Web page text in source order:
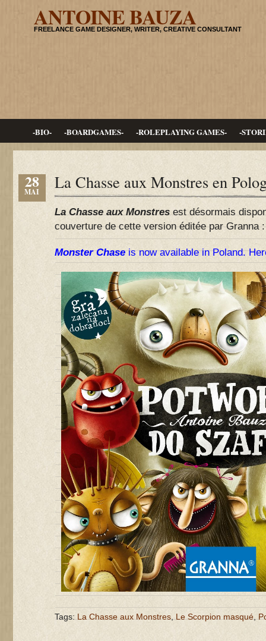
ANTOINE BAUZA
FREELANCE GAME DESIGNER, WRITER, CREATIVE CONSULTANT
-BIO- -BOARDGAMES- -ROLEPLAYING GAMES- -
28
MAI La Chasse aux Monstres en
La Chasse aux Monstresest désormais
couverture de cette version éditée par Granna :
Monster Chaseis now available in Poland.
Tags: La Chasse aux Monstres Le Scorpion masqué